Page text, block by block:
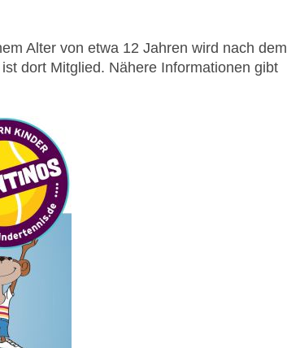
Alter von etwa 12 Jahren wird nach dem
dort Mitglied. Nähere Informationen gibt